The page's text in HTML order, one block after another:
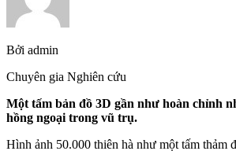
Bởi admin
Chuyên gia Nghiên cứu
Một tấm bản đồ 3D gần như hoàn chỉnh
hồng ngoại trong vũ trụ.
Hình ảnh 50.000 thiên hà như một tấm thảm